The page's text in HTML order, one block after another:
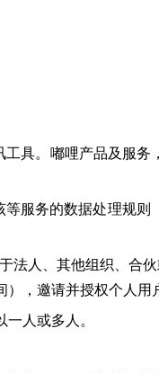
具。嘟哩产品及服
服务的数据处理规则
人、其他组织、合
，邀请并授权个人用
人或多人。